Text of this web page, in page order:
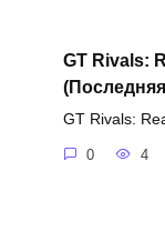
GT Rivals:
GT Rivals:
0 4